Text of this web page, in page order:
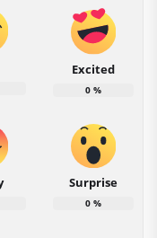
Excited
0 %
Surprise
0 %